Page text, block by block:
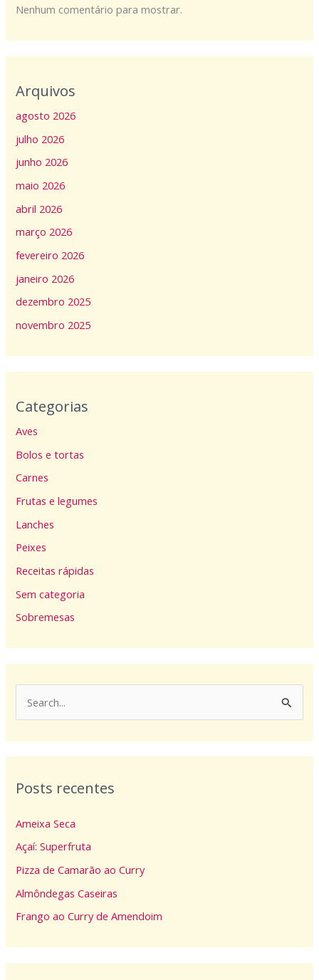
Nenhum comentário para mostrar.
Arquivos
agosto 2026
julho 2026
junho 2026
maio 2026
abril 2026
março 2026
fevereiro 2026
janeiro 2026
dezembro 2025
novembro 2025
Categorias
Aves
Bolos e tortas
Carnes
Frutas e legumes
Lanches
Peixes
Receitas rápidas
Sem categoria
Sobremesas
s
u
s
a
r
p
o
Posts recentes
Ameixa Seca
Açaí: Superfruta
Pizza de Camarão ao Curry
Almôndegas Caseiras
Frango ao Curry de Amendoim